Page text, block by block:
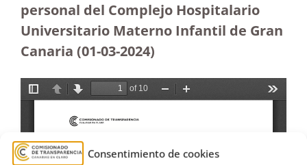
Consentimiento de cookies
personal del Complejo Hospitalario
Universitario Materno Infantil de Gran
Canaria (01-03-2024)